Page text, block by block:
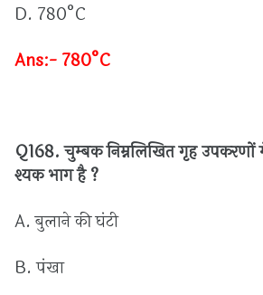
D. 780°C
Ans:- 780°C
Q168.चुम्बकनिम्नलिखितगृहउपकरणों
श्यक भागहै ?
A.बुलानेकीघंटी
B.पंखा